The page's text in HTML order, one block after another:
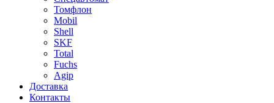
Томфлон
Mobil
Shell
SKF
Total
Fuchs
Agip
Доставка
Контакты